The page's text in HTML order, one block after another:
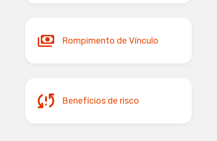
Rompimento de Vínculo
Benefícios de risco